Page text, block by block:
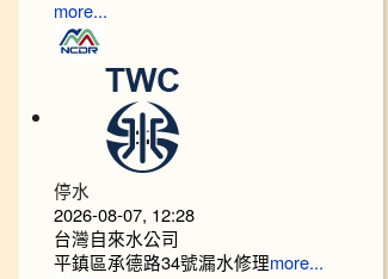
more...
停水
2026-08-07, 12:28
台灣自來水公司
平鎮區承德路34號漏水修理more...